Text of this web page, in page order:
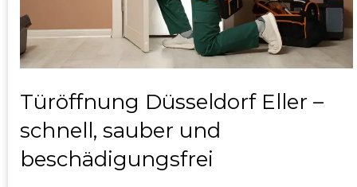
Türöffnung Düsseldorf Eller –
schnell, sauber und
beschädigungsfrei